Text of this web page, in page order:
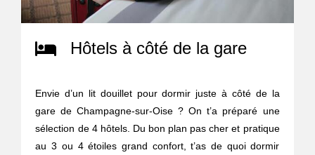
Hôtels à côté de la gare
Envie d’un lit douillet pour dormir juste à côté de la
gare de Champagne-sur-Oise ? On t’a préparé une
sélection de 4 hôtels. Du bon plan pas cher et pratique
au 3 ou 4 étoiles grand confort, t’as de quoi dormir